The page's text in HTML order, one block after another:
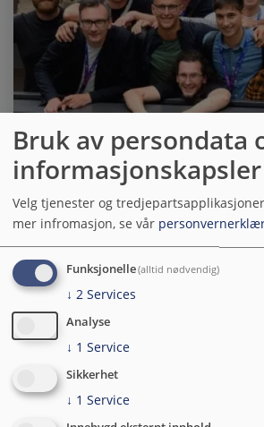
Har du teft for salg
anbud? Vi søker
kommersiell
Er du lidenskapelig opptatt av salg og har
offentlige anbud? Vi ser etter en proaktiv,
det du?
Yngve W. Bergheim
Bruk av persondata
informasjonskapsler
Velg tjenester og
mer infromasjon, se vår
Funksjonelle(alltid nødvendig)
↓ 2 Services
Analyse
↓ 1 Service
Sikkerhet
↓ 1 Service